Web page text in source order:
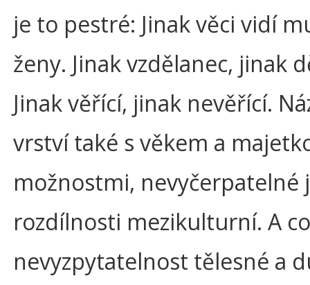
je to pestré: Jinak věci vidí
ženy. Jinak vzdělanec, jinak
Jinak věřící, jinak nevěřící.
vrství také s věkem a
možnostmi, nevyčerpatelné
rozdílnosti mezikulturní. A
nevyzpytatelnost tělesné a